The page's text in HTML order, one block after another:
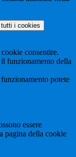
i cookies
consentire.
funzionamento della
potete
essere
pagina della cookie